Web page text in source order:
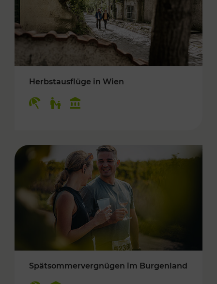
Herbstausflüge in Wien
Spätsommervergnügen im Burgenland